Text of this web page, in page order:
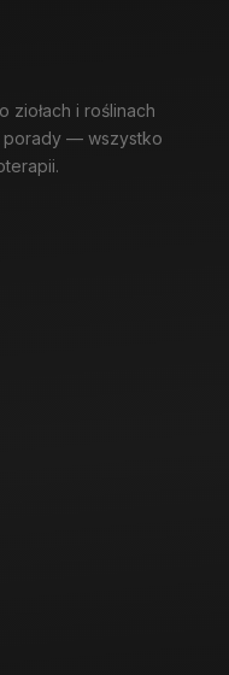
ziołach i roślinach
porady — wszystko